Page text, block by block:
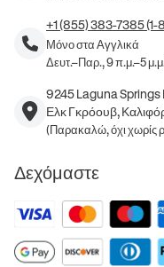
+1 (855) 383-7385 (1-
Μόνο στα Αγγλικά
Δευτ.–Παρ., 9 π.μ.–5
9245 Laguna Springs
Ελκ Γκρόουβ,
(Παρακαλώ, όχι χωρίς
Δεχόμαστε